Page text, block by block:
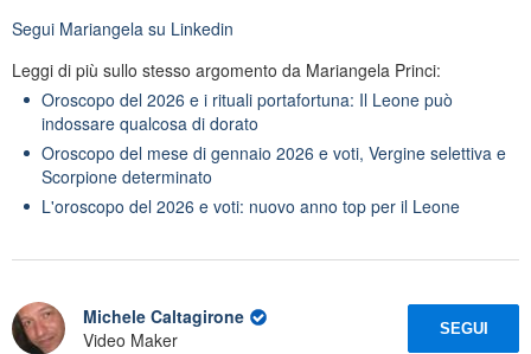
Segui Mariangela su Linkedin
Leggi di più sullo stesso argomento da Mariangela Princi:
Oroscopo del 2026 e i rituali portafortuna: Il Leone può
indossare qualcosa di dorato
Oroscopo del mese di gennaio 2026 e voti, Vergine selettiva e
Scorpione determinato
L'oroscopo del 2026 e voti: nuovo anno top per il Leone
Michele Caltagirone
Video Maker
SEGUI